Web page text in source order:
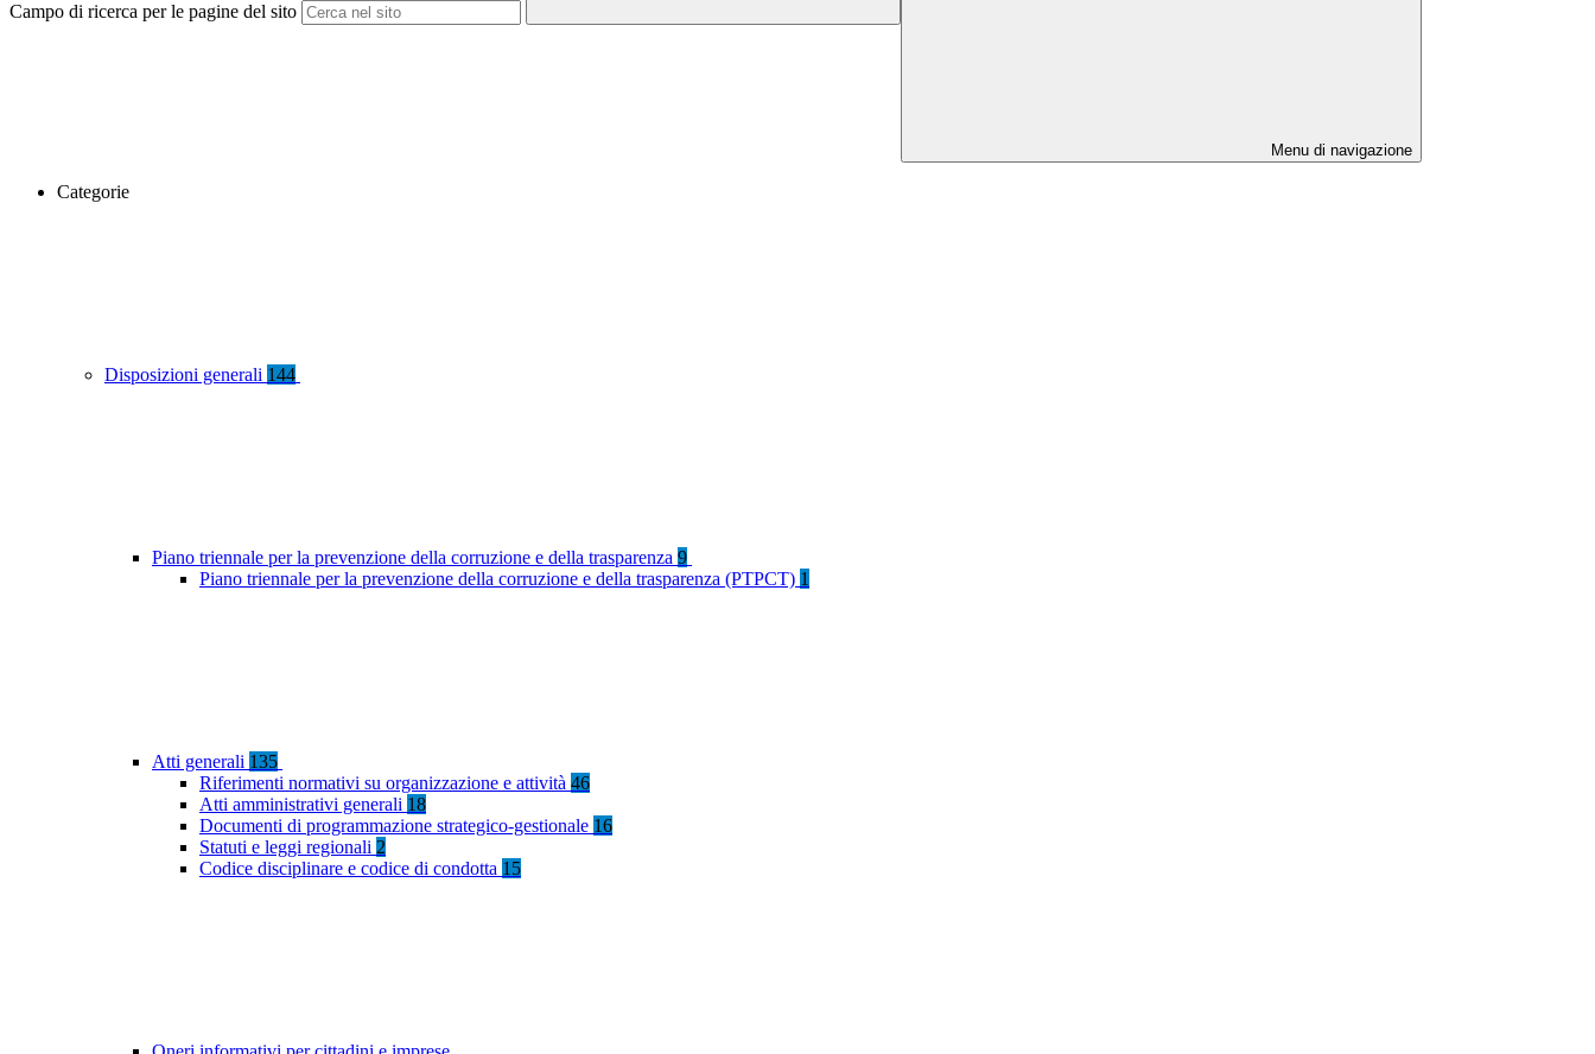
Campo di ricerca per le pagine del sito
Menu di navigazione
Categorie
Disposizioni generali 144
Piano triennale per la prevenzione della corruzione e della trasparenza 9
Piano triennale per la prevenzione della corruzione e della trasparenza (PTPCT) 1
Atti generali 135
Riferimenti normativi su organizzazione e attività 46
Atti amministrativi generali 18
Documenti di programmazione strategico-gestionale 16
Statuti e leggi regionali 2
Codice disciplinare e codice di condotta 15